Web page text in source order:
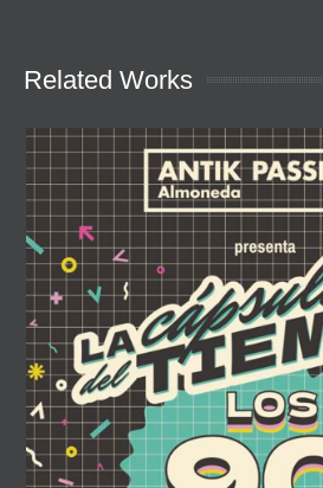
Related Works